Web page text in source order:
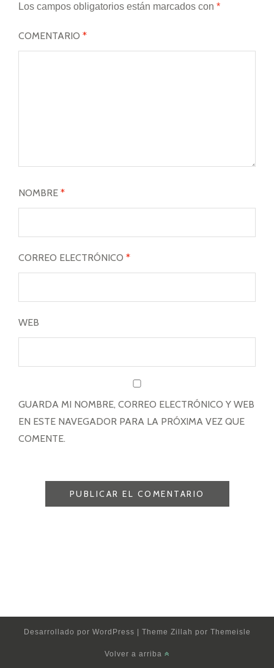
Los campos obligatorios están marcados con *
COMENTARIO *
NOMBRE *
CORREO ELECTRÓNICO *
WEB
GUARDA MI NOMBRE, CORREO ELECTRÓNICO Y WEB
EN ESTE NAVEGADOR PARA LA PRÓXIMA VEZ QUE
COMENTE.
Desarrollado por WordPress | Theme Zillah por Themeisle
Volver a arriba